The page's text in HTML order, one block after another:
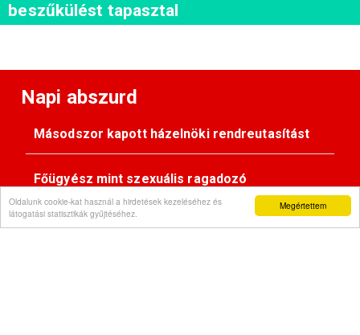
Megértettem
Oldalunk cookie-kat használ a hirdetések kezeléséhez és
látogatási statisztikák gyűjtéséhez.
beszűkülést tapasztal
Napi abszurd
Másodszor kapott házelnöki rendreutasítást
Főügyész mint szexuális ragadozó
Pimasz önkényúr